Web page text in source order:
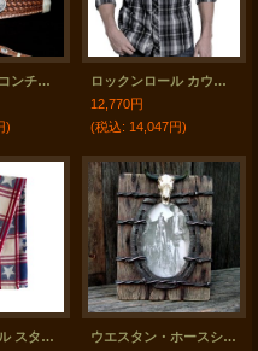
ノコナ スターコンチョ ウエスタン レザー ベルト（ブラウン）/Nocona Western Leather Belt(Brown)
)
ロックンロール カウボーイ ウエスタンシャツ ブラック・グレー（長袖）/Panhandle Slim Long Sleeve Western Shirt
12,770円
(税込: 14,047円)
キッチン タオル スター アメリカ国旗 星条旗 アメリカ輸入品 フック用ループつき/The Stars and Stripes Kitchen Towels
ウエスタン・ホースシュー&スカルフォトフレーム（写真立て）/Horseshoe Skull Photo Frame